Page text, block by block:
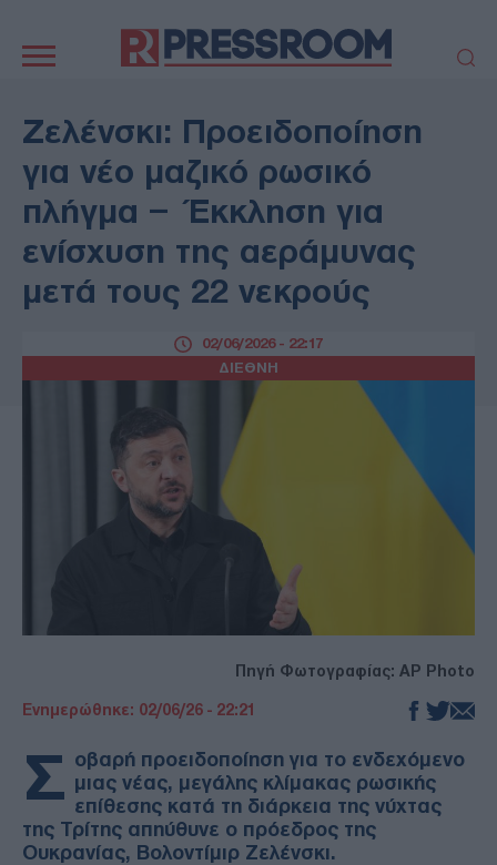
πλοήγηση
ΠΟΛΙΤΙΚΗ
ΤΟΥΡΚΙΑ
ΕΚΚΛΗΣΙΑ
ΑΜΥΝΑ
ΔΙΕΘΝΗ
ΚΥΠΡΟΣ
MEDIA
LIFESTYLE
SPORTS
ΑΥΤΟΔΙΟΙΚΗΣΗ
ΤΕΧΝΟΛΟΓΙΑ
ΠΑΡΑΞΕΝΑ
ΖΩΔΙΑ
Ζελένσκι: Προειδοποίηση
για νέο μαζικό ρωσικό
πλήγμα – Έκκληση για
ενίσχυση της αεράμυνας
μετά τους 22 νεκρούς
ΔΙΕΘΝΗ
02/06/2026 - 22:17
Πηγή Φωτογραφίας: AP Photo
Ενημερώθηκε: 02/06/26 - 22:21
Σ οβαρή προειδοποίηση για το ενδεχόμενο
μιας νέας, μεγάλης κλίμακας ρωσικής
επίθεσης κατά τη διάρκεια της νύχτας
της Τρίτης απηύθυνε ο πρόεδρος της
Ουκρανίας, Βολοντίμιρ Ζελένσκι.